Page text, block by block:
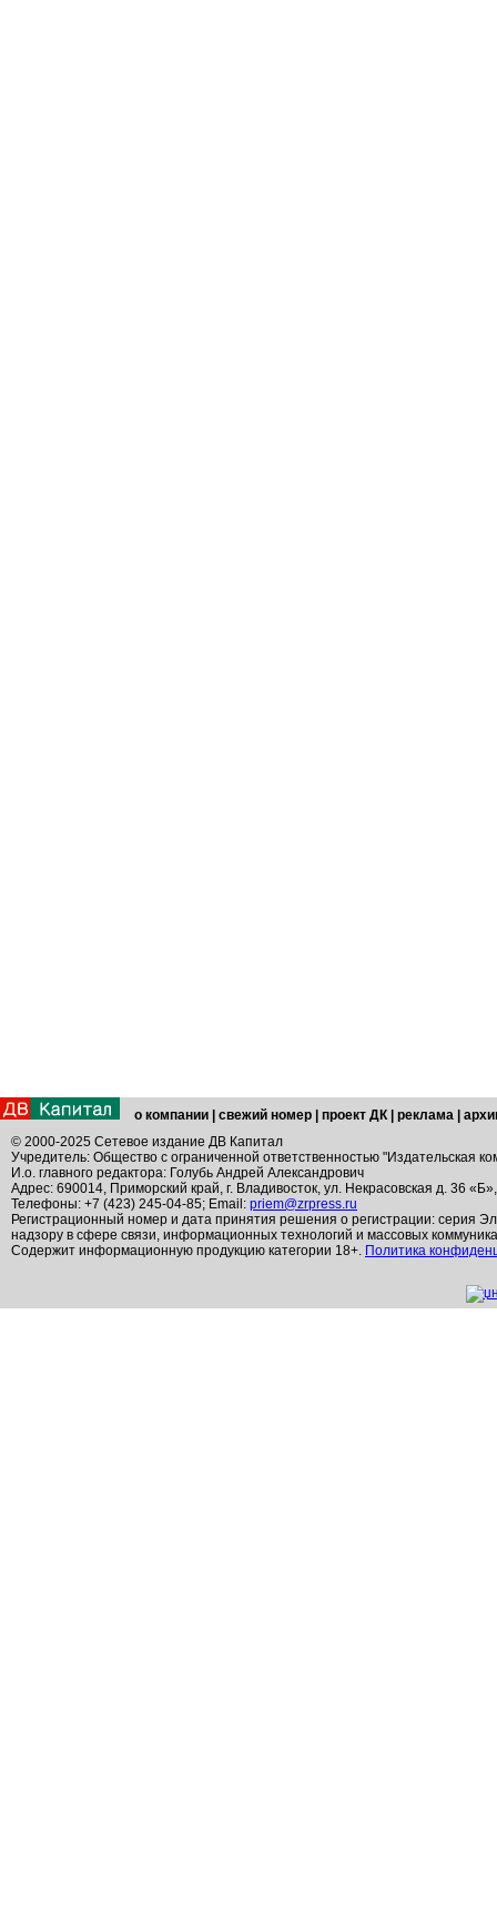
о компании свежий номер проект ДК реклама
© 2000-2025 Сетевое издание ДВ Капитал
Учредитель: Общество с ограниченной ответственностью "Издательская
И.о. главного редактора: Голубь Андрей Александрович
Адрес: 690014, Приморский край, г. Владивосток, ул. Некрасовская д. 36
Телефоны: +7 (423) 245-04-85; Email: priem@zrpress.ru
Регистрационный номер и дата принятия решения о регистрации: серия
надзору в сфере связи, информационных технологий и массовых
Содержит информационную продукцию категории 18+. Политика